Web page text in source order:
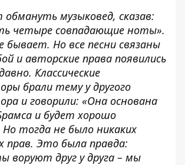
музыковед, сказав:
четыре совпадающие ноты».
бывает. Но все песни связаны
и авторские права появились
Классические
брали тему у другого
и говорили: «Она основана
и будет хорошо
Но тогда не было никаких
прав. Это была правда:
воруют друг у друга – мы